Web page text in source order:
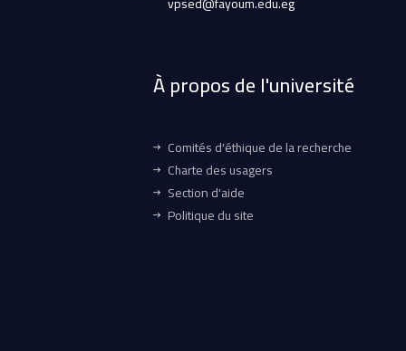
À propos de l'université
Comités d'éthique de la recherche
Charte des usagers
Section d'aide
Politique du site